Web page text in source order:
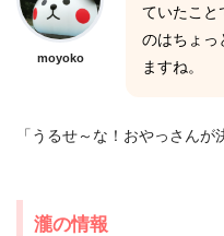
moyoko
ていたこと
のはちょっ
ますね。
「うるせ～な！おやっさんが
瀧の情報